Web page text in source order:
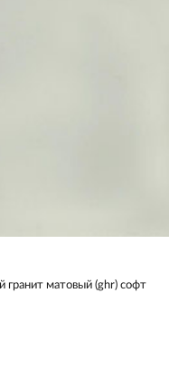
гранит матовый (ghr) софт